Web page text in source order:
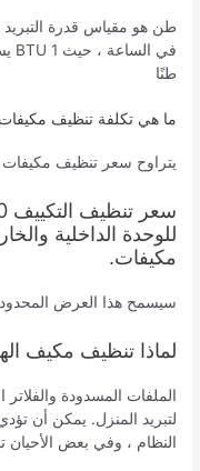
طنًا
ما هي تكلفة تنظيف
يتراوح سعر تنظيف مكيفات في المجمعة
مكيفات.
سيسمح هذا العرض المحدود للعملاء
لماذا تنظيف مكيف
الملفات المسدودة
لتبريد المنزل. يمكن أن
النظام ، وفي بعض